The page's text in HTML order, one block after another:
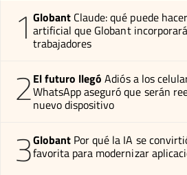
1 Globant Claude: qué puede
artificial que Globant
trabajadores
2El futuro llegó Adiós a los
WhatsApp aseguró que serán
nuevo dispositivo
3Globant Por qué la IA se
favorita para modernizar